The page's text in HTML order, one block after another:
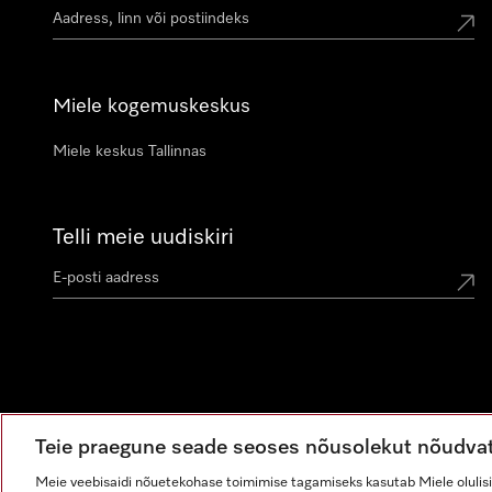
Miele kogemuskeskus
Miele keskus Tallinnas
Telli meie uudiskiri
Teie praegune seade seoses nõusolekut
Meie veebisaidi nõuetekohase toimimise tagamiseks kasutab Miele